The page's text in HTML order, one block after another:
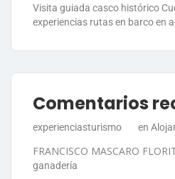
Visita guiada casco histórico
experiencias rutas en barco en
Comentarios
experienciasturismo en
FRANCISCO MASCARO
ganadería